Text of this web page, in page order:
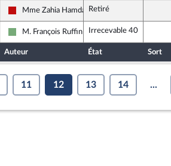
La France insoumise - Nouveau Front Populaire
Mme Zahia HamdaneRetiré
Écologiste et Social
M. François Ruffin Irrecevable 40
Auteur État Sort
11 12 13 14 ...